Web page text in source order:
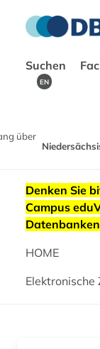
Suchen
EN
über
Denken Sie
Campus
HOME
Elektronische